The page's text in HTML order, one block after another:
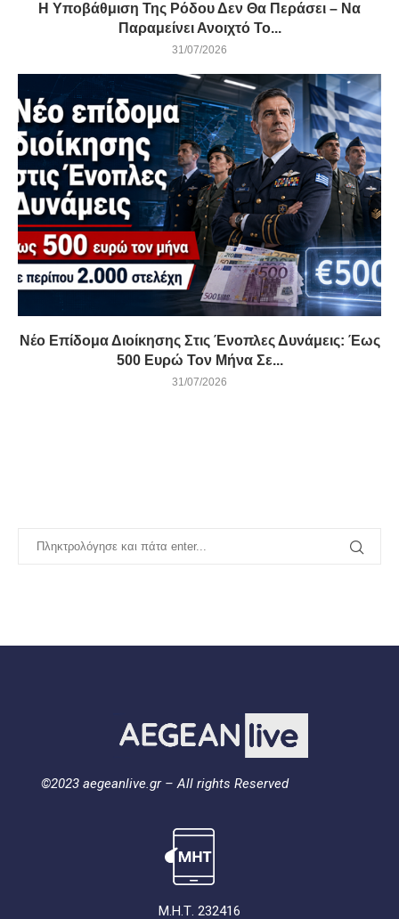
Η Υποβάθμιση Της Ρόδου Δεν Θα Περάσει – Να
Παραμείνει Ανοιχτό Το...
31/07/2026
Νέο Επίδομα Διοίκησης Στις Ένοπλες Δυνάμεις: Έως
500 Ευρώ Τον Μήνα Σε...
31/07/2026
©2023 aegeanlive.gr – All rights Reserved
Μ.Η.Τ. 232416